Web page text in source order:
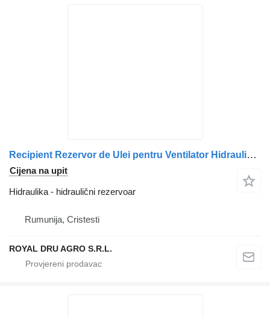
Recipient Rezervor de Ulei pentru Ventilator Hidraulic hidraulični rezervoar za Scania 2273378 2149599 1767977 kamiona
Cijena na upit
Hidraulika - hidraulični rezervoar
Rumunija, Cristesti
ROYAL DRU AGRO S.R.L.